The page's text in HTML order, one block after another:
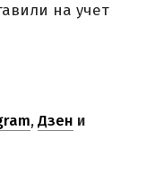
на учет
,Дзен и